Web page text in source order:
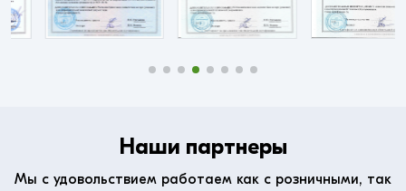
Наши партнеры
Мы с удовольствием работаем как с розничными, так